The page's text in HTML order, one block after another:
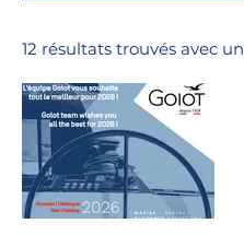
12 résultats trouvés avec